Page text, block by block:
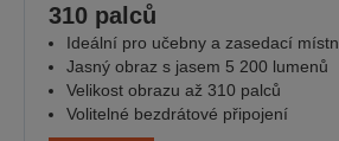
310 palců
Ideální pro učebny a zasedací
Jasný obraz s jasem 5 200 lumenů
Velikost obrazu až 310 palců
Volitelné bezdrátové připojení